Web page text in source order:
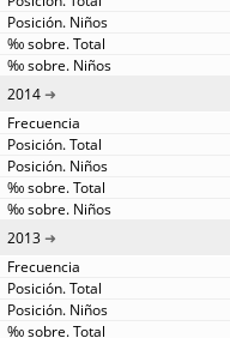
2014
2013